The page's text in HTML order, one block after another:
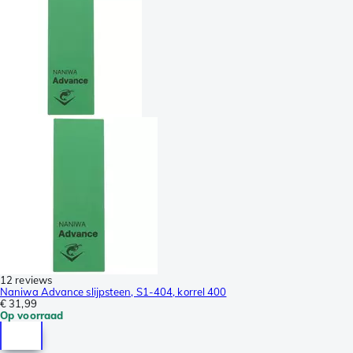
12 reviews
Naniwa Advance slijpsteen, S1-404, korrel 400
€ 31,99
Op voorraad